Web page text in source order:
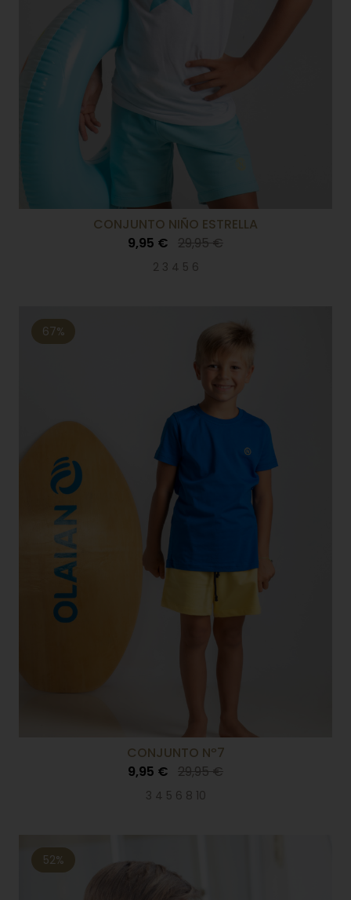
CONJUNTO NIÑO ESTRELLA
9,95 € 29,95 €
2 3 4 5 6
67%
CONJUNTO Nº7
9,95 € 29,95 €
3 4 5 6 8 10
52%